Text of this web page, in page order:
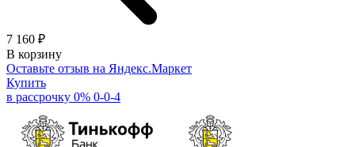
7 160 ₽
В корзину
Оставьте отзыв на Яндекс.Маркет
Купить
в рассрочку 0% 0-0-4